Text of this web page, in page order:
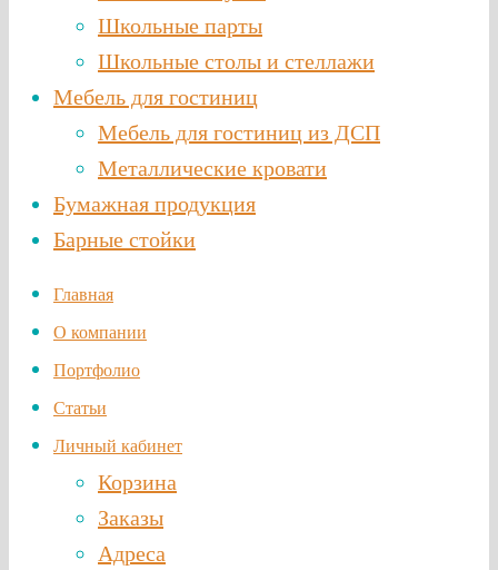
Школьные парты
Школьные столы и стеллажи
Мебель для гостиниц
Мебель для гостиниц из ДСП
Металлические кровати
Бумажная продукция
Барные стойки
Главная
О компании
Портфолио
Статьи
Личный кабинет
Корзина
Заказы
Адреса